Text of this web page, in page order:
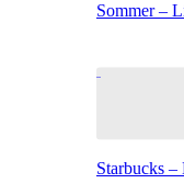
Sommer –
Starbucks